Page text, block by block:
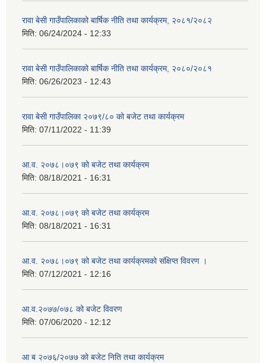
रावा बेसी गाउँपालिकाको बार्षिक नीति तथा कार्यक्रम, २०८१/२०८२
मिति: 06/24/2024 - 12:33
रावा बेसी गाउँपालिकाको बार्षिक नीति तथा कार्यक्रम, २०८०/२०८१
मिति: 06/26/2023 - 12:43
रावा बेसी गाउँपालिका २०७९/८० को बजेट तथा कार्यक्रम
मिति: 07/11/2022 - 11:39
आ.व. २०७८।०७९ को बजेट तथा कार्यक्रम
मिति: 08/18/2021 - 16:31
आ.व. २०७८।०७९ को बजेट तथा कार्यक्रम
मिति: 08/18/2021 - 16:31
आ.व. २०७८।०७९ को बजेट तथा कार्यक्रमको संक्षिप्त विवरण ।
मिति: 07/12/2021 - 12:16
आ.व.२०७७/०७८ को बजेट विवरण
मिति: 07/06/2020 - 12:12
आ ब २०७६/२०७७ को बजेट निति तथा कार्यक्रम